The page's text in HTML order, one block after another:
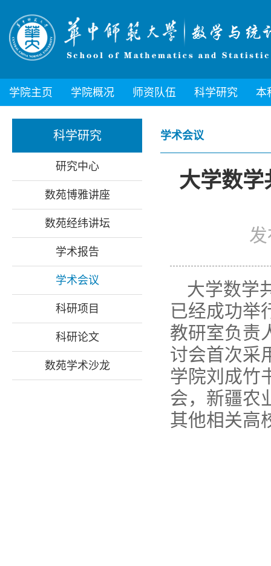
学院主页 学院概况 师资队伍 科学研究 本
科学研究
研究中心
数苑博雅讲座
数苑经纬讲坛
学术报告
学术会议
科研项目
科研论文
数苑学术沙龙
学术会议
大学数学
大学数学
已经成功举
教研室负责
讨会首次采
学院刘成竹
会，新疆农
其他相关高